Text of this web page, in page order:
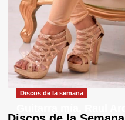
Discos de la semana